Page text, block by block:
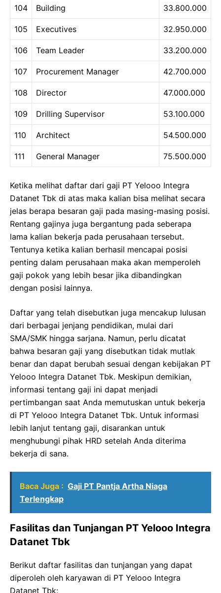
104 Building 33.800.000
105 Executives 32.950.000
106 Team Leader 33.200.000
107 Procurement Manager 42.700.000
108 Director 47.000.000
109 Drilling Supervisor 53.100.000
110 Architect 54.500.000
111 General Manager 75.500.000
Ketika melihat daftar dari gaji PT Yelooo Integra
Datanet Tbk di atas maka kalian bisa melihat secara
jelas berapa besaran gaji pada masing-masing posisi.
Rentang gajinya juga bergantung pada seberapa
lama kalian bekerja pada perusahaan tersebut.
Tentunya ketika kalian berhasil mencapai posisi
penting dalam perusahaan maka akan memperoleh
gaji pokok yang lebih besar jika dibandingkan
dengan posisi lainnya.
Daftar yang telah disebutkan juga mencakup lulusan
dari berbagai jenjang pendidikan, mulai dari
SMA/SMK hingga sarjana. Namun, perlu dicatat
bahwa besaran gaji yang disebutkan tidak mutlak
benar dan dapat berubah sesuai dengan kebijakan PT
Yelooo Integra Datanet Tbk. Meskipun demikian,
informasi tentang gaji ini dapat menjadi
pertimbangan saat Anda memutuskan untuk bekerja
di PT Yelooo Integra Datanet Tbk. Untuk informasi
lebih lanjut tentang gaji, disarankan untuk
menghubungi pihak HRD setelah Anda diterima
bekerja di sana.
Baca Juga : Gaji PT Pantja Artha Niaga
Terlengkap
Fasilitas dan Tunjangan PT Yelooo Integra
Datanet Tbk
Berikut daftar fasilitas dan tunjangan yang dapat
diperoleh oleh karyawan di PT Yelooo Integra
Datanet Tbk: